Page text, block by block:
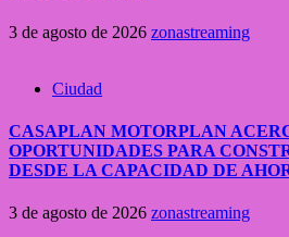
3 de agosto de 2026 zonastreaming
Ciudad
CASAPLAN MOTORPLAN
OPORTUNIDADES PARA
DESDE LA CAPACIDAD DE
3 de agosto de 2026 zonastreaming